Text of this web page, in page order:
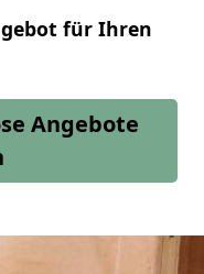
für Ihren
Angebote